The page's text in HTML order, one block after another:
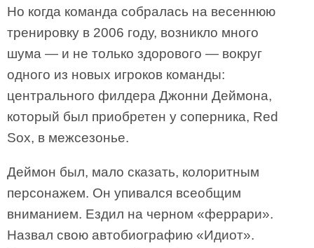
Но когда команда собралась на весеннюю
тренировку в 2006 году, возникло много
шума — и не только здорового — вокруг
одного из новых игроков команды:
центрального филдера Джонни Деймона,
который был приобретен у соперника, Red
Sox, в межсезонье.
Деймон был, мало сказать, колоритным
персонажем. Он упивался всеобщим
вниманием. Ездил на черном «феррари».
Назвал свою автобиографию «Идиот».